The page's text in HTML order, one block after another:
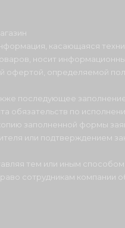
касающаяся
носит
офертой, определяемой
последующее
обязательств по
заполненной формы
или подтверждением
тем или иным
сотрудникам компании